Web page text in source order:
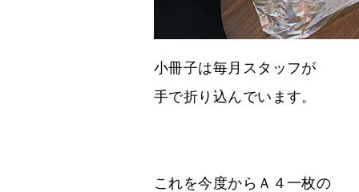
小冊子は毎月スタッフが
手で折り込んでいます。
これを今度からＡ４一枚の